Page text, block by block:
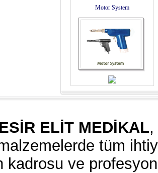
Motor System
ELİT MEDİKAL,
tüm
kadrosu ve